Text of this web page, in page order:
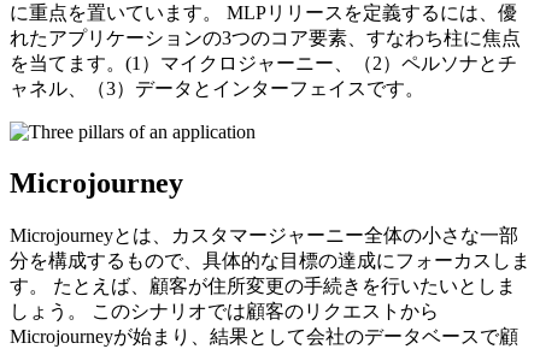
に重点を置いています。 MLPリリースを定義するには、優
れたアプリケーションの3つのコア要素、すなわち柱に焦点
を当てます。(1） マイクロジャーニー、 （2） ペルソナとチ
ャネル、（3）データとインターフェイスです。
Microjourney
Microjourneyとは、カスタマージャーニー全体の小さな一部
分を構成するもので、具体的な目標の達成にフォーカスしま
す。 たとえば、顧客が住所変更の手続きを行いたいとしま
しょう。 このシナリオでは顧客のリクエストから
Microjourneyが始まり、結果として会社のデータベースで顧